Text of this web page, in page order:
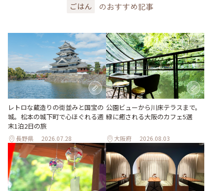
ごはん のおすすめ記事
レトロな蔵造りの街並みと国宝の
城。松本の城下町で心ほぐれる週
末1泊2日の旅
長野県 2026.07.28
公園ビューから川床テラスまで。
緑に癒される大阪のカフェ5選
大阪府 2026.08.03